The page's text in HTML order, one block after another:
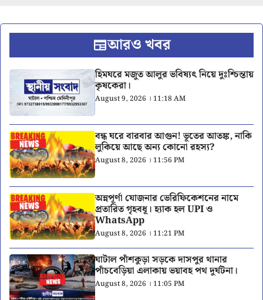
আরও খবর
হিমঘরে মজুত আলুর ভবিষ্যৎ নিয়ে দুঃশ্চিন্তায়
কৃষকেরা।
August 9, 2026 । 11:18 AM
বন্ধ ঘরে বারবার আগুন! ভূতের আতঙ্ক, নাকি
লুকিয়ে আছে অন্য কোনো রহস্য?
August 8, 2026 । 11:56 PM
অন্নপূর্ণা যোজনার ভেরিফিকেশনের নামে
প্রতারিত গৃহবধূ। হ্যাক হল UPI ও
WhatsApp
August 8, 2026 । 11:21 PM
ঘাটাল পাঁশকুড়া সড়কে দাসপুর থানার
পাঁচবেড়িয়া এলাকায় ভয়াবহ পথ দুর্ঘটনা।
August 8, 2026 । 11:05 PM